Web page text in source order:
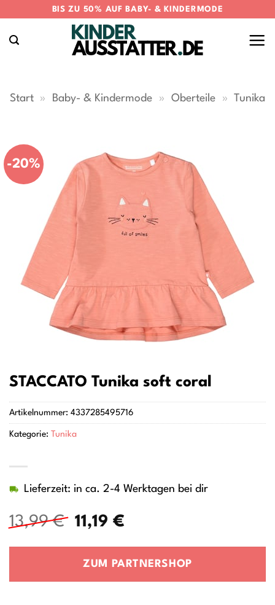
springen
BIS ZU 50% AUF BABY- & KINDERMODE
Start » Baby- & Kindermode » Oberteile » Tunika
-20%
STACCATO Tunika soft coral
13,99€
Ursprünglicher
war:
11,19 €Aktueller
ist:
Lieferzeit: in ca. 2-4 Werktagen bei dir
ZUM PARTNERSHOP
Artikelnummer: 4337285495716
Kategorie: Tunika